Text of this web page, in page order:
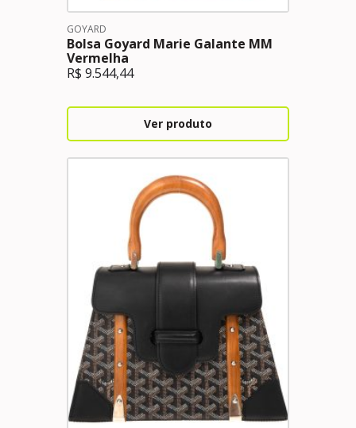
GOYARD
Bolsa Goyard Marie Galante MM
Vermelha
R$ 9.544,44
Ver produto